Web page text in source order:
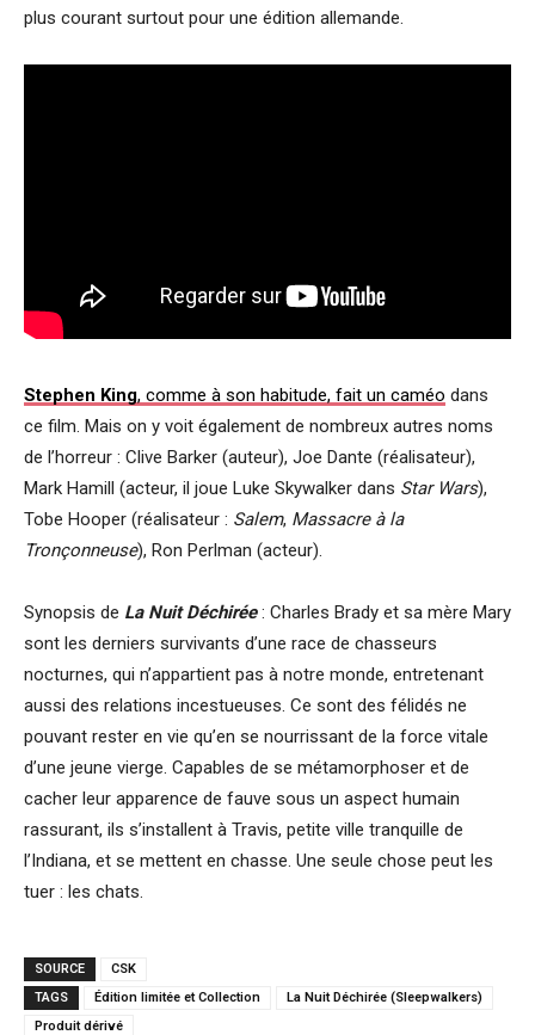
plus courant surtout pour une édition allemande.
Stephen King, comme à son habitude, fait un caméo dans
ce film. Mais on y voit également de nombreux autres noms
de l’horreur : Clive Barker (auteur), Joe Dante (réalisateur),
Mark Hamill (acteur, il joue Luke Skywalker dans Star Wars),
Tobe Hooper (réalisateur : Salem, Massacre à la
Tronçonneuse), Ron Perlman (acteur).
Synopsis de La Nuit Déchirée: Charles Brady et sa mère Mary
sont les derniers survivants d’une race de chasseurs
nocturnes, qui n’appartient pas à notre monde, entretenant
aussi des relations incestueuses. Ce sont des félidés ne
pouvant rester en vie qu’en se nourrissant de la force vitale
d’une jeune vierge. Capables de se métamorphoser et de
cacher leur apparence de fauve sous un aspect humain
rassurant, ils s’installent à Travis, petite ville tranquille de
l’Indiana, et se mettent en chasse. Une seule chose peut les
tuer : les chats.
SOURCE
CSK
TAGS
Édition limitée et Collection
La Nuit Déchirée (Sleepwalkers)
Produit dérivé